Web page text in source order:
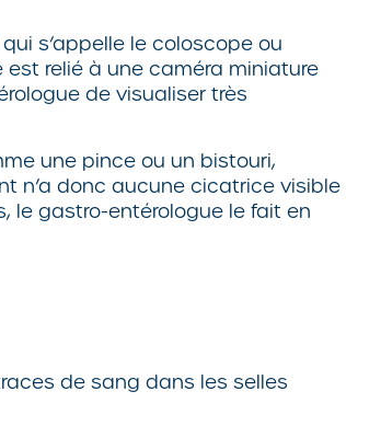
s’appelle le coloscope ou
est relié à une caméra miniature
de visualiser très
une pince ou un bistouri,
n’a donc aucune cicatrice visible
le gastro-entérologue le fait en
de sang dans les selles